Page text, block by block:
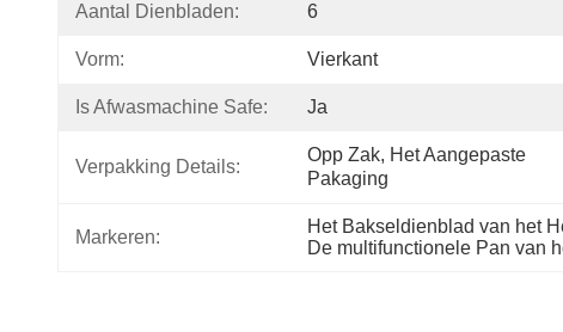
Aantal Dienbladen: 6
Vorm: Vierkant
Is Afwasmachine Safe: Ja
Verpakking Details:
Opp Zak, Het Aangepaste
Pakaging
Markeren:
Het Bakseldienblad van het
De multifunctionele Pan van